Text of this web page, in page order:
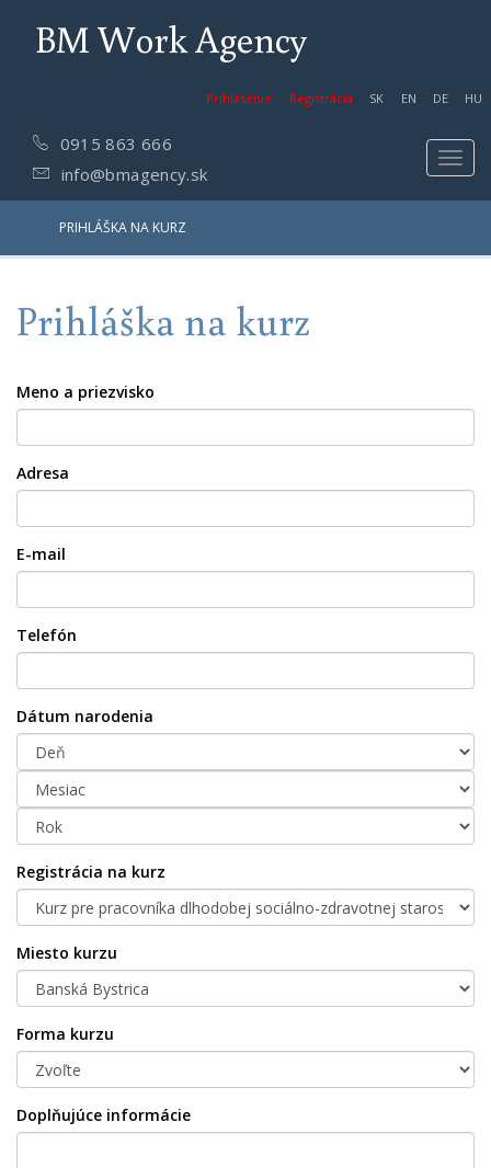
BM Work Agency
Prihlásenie Registrácia SK EN DE HU
0915 863 666
info@bmagency.sk
PRIHLÁŠKA NA KURZ
Prihláška na kurz
Meno a priezvisko
Adresa
E-mail
Telefón
Dátum narodenia
Registrácia na kurz
Miesto kurzu
Forma kurzu
Doplňujúce informácie